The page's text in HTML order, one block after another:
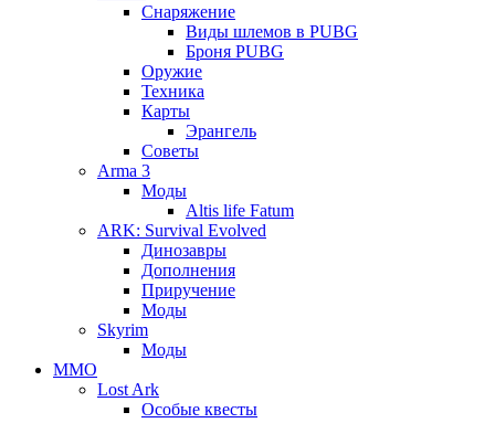
Снаряжение
Виды шлемов в PUBG
Броня PUBG
Оружие
Техника
Карты
Эрангель
Советы
Arma 3
Моды
Altis life Fatum
ARK: Survival Evolved
Динозавры
Дополнения
Приручение
Моды
Skyrim
Моды
ММО
Lost Ark
Особые квесты